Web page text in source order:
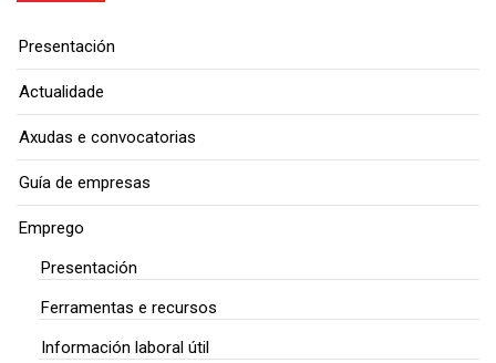
Presentación
Actualidade
Axudas e convocatorias
Guía de empresas
Emprego
Presentación
Ferramentas e recursos
Información laboral útil